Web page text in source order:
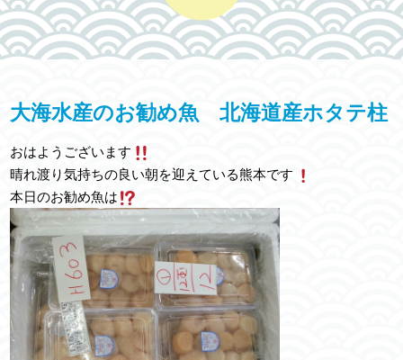
大海水産のお勧め魚 北海道産ホタテ柱
おはようございます
晴れ渡り気持ちの良い朝を迎えている熊本です
本日のお勧め魚は